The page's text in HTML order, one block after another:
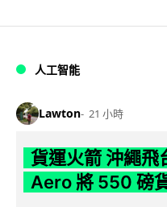
人工智能
Lawton 21 小時
貨運火箭 沖繩飛
Aero 將 550 磅